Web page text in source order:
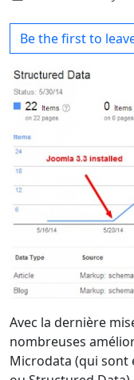
Be the first to
Avec la dernière
nombreuses
Microdata (qui sont